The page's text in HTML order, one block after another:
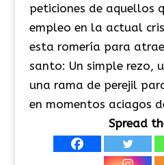
peticiones de aquellos
empleo en la actual
esta romería para
santo: Un simple rezo,
una rama de perejil
en momentos aciagos
Spread